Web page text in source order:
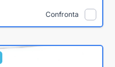
Confronta